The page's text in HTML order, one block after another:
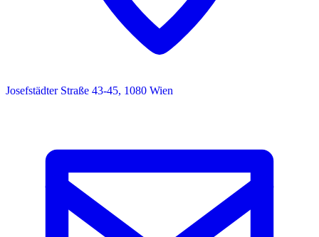
Josefstädter Straße 43-45, 1080 Wien